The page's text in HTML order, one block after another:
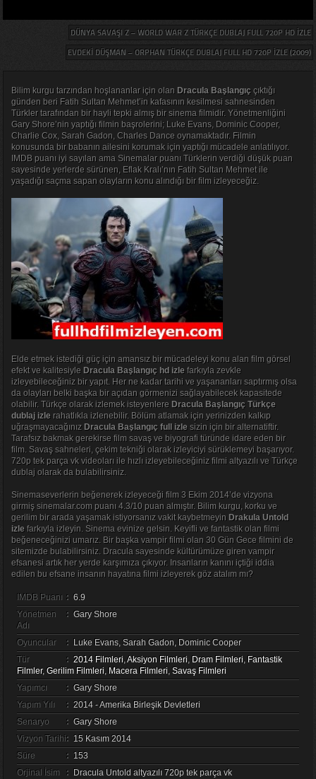
DÜNYA SAVAŞI Z – WORLD WAR Z TÜRKÇE DUBLAJ FULL 720P HD IZLE
EVDEKI DÜŞMAN – ORPHAN TÜRKÇE DUBLAJ FULL HD 720P IZLE (2009)
Bilim kurgu tarzından hoşlananlar için olan Dracula Başlangıççıktığı
günden beri Fatih Sultan Mehmet’in kafasının kesilmesi sahnesinden
Türkler tarafından bir hayli tepki almış bir sinema filmidir. Yönetmenliğini
Gary Shore’nin yaptığı filmin başrolerini; Luke Evans, Dominic Cooper,
Charlie Cox, Sarah Gadon, Charles Dance oynamaktadır. Filmin
konusunda bir babanın ailesini korumak için yaptığı mücadele anlatılıyor.
IMDB puanı iyi sayılan ama Sinemalar puanı Türklerin verdiği düşük puan
sayesinde yerlerde sürünen, Eflak Kralı’nın Fatih Sultan Mehmet ile
yaşadığı saçma sapan olayların konu alındığı bir film izleyeceğiz.
Elde etmek istediği güç için amansız bir mücadeleyi konu alan film görsel
efekt ve kalitesiyleDracula Başlangıç hd izlefarkıyla zevkle
izleyebileceğiniz bir yapıt. Her ne kadar tarihi ve yaşananları saptırmış olsa
da olayları belki başka bir açıdan görmenizi sağlayabilecek kapasitede
olabilir. Türkçe olarak izlemek isteyenlere Dracula Başlangıç Türkçe
dublaj izlerahatlıkla izlenebilir. Bölüm atlamak için yerinizden kalkıp
uğraşmayacağınız Dracula Başlangıç full izlesizin için bir alternatiftir.
Tarafsız bakmak gerekirse film savaş ve biyografi türünde idare eden bir
film. Savaş sahneleri, çekim tekniği olarak izleyiciyi sürüklemeyi başarıyor.
720p tek parça vk videoları ile hızlı izleyebileceğiniz filmi altyazılı ve Türkçe
dublaj olarak da bulabilirsiniz.
Sinemaseverlerin beğenerek izleyeceği film 3 Ekim 2014’de vizyona
girmiş sinemalar.com puanı 4.3/10 puan almıştır. Bilim kurgu, korku ve
gerilim bir arada yaşamak istiyorsanız vakit kaybetmeyin Drakula Untold
izlefarkıyla izleyin. Sinema evinize gelsin. Keyifli ve fantastik olan filmi
beğeneceğinizi umarız. Bir başka vampir filmi olan 30 Gün Gece filmini de
sitemizde bulabilirsiniz. Dracula sayesinde kültürümüze giren vampir
efsanesi artık her yerde karşımıza çıkıyor. Insanların kanını içtiği iddia
edilen bu efsane insanın hayatına filmi izleyerek göz atalım mı?
IMDB Puanı : 6.9
Yönetmen
Adı
: Gary Shore
Oyuncular : Luke Evans, Sarah Gadon, Dominic Cooper
Tür
: 2014 Filmleri,Aksiyon Filmleri, Dram Filmleri, Fantastik
Filmler, Gerilim Filmleri, Macera Filmleri, Savaş Filmleri
Yapımcı
: Gary Shore
Yapım Yılı
: 2014 - Amerika Birleşik Devletleri
Senaryo
: Gary Shore
Vizyon Tarihi: 15 Kasım 2014
Süre
: 153
Orjinal İsim
: Dracula Untold altyazılı 720p tek parça vk